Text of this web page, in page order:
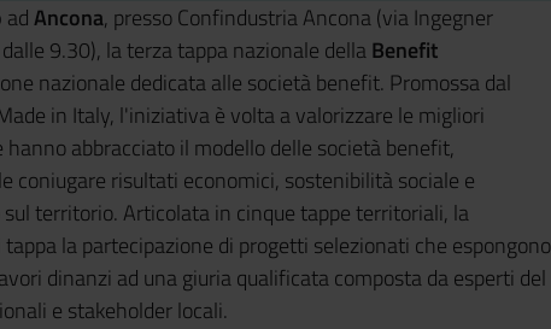
adAncona, presso Confindustria Ancona (via Ingegner
9.30), la terza tappa nazionale dellaBenefit
nazionale dedicata alle società benefit. Promossa dal
in Italy, l'iniziativa è volta a valorizzare le migliori
abbracciato il modello delle società benefit,
coniugare risultati economici, sostenibilità sociale e
territorio. Articolata in cinque tappe territoriali, la
la partecipazione di progetti selezionati che espongono
dinanzi ad una giuria qualificata composta da esperti del
e stakeholder locali.